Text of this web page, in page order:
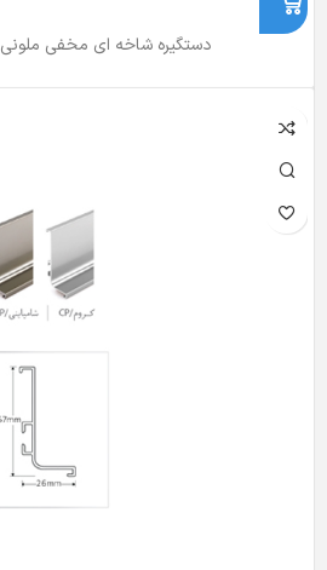
دستگیره شاخه ای مخفی ملونی Melloni کد 7062